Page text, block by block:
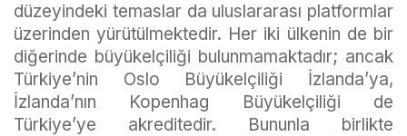
düzeyindeki temaslar da uluslararası platformlar
üzerinden yürütülmektedir. Her iki ülkenin de bir
diğerinde büyükelçiliği bulunmamaktadır; ancak
Türkiye’nin Oslo Büyükelçiliği İzlanda’ya,
İzlanda’nın Kopenhag Büyükelçiliği de
Türkiye’ye akreditedir. Bununla birlikte